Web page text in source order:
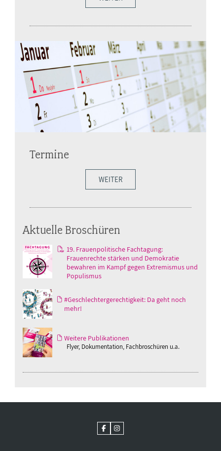
Termine
WEITER
Aktuelle Broschüren
19. Frauenpolitische Fachtagung:
Frauenrechte stärken und Demokratie
bewahren im Kampf gegen Extremismus und
Populismus
#Geschlechtergerechtigkeit: Da geht noch
mehr!
Weitere Publikationen
Flyer, Dokumentation, Fachbroschüren u.a.